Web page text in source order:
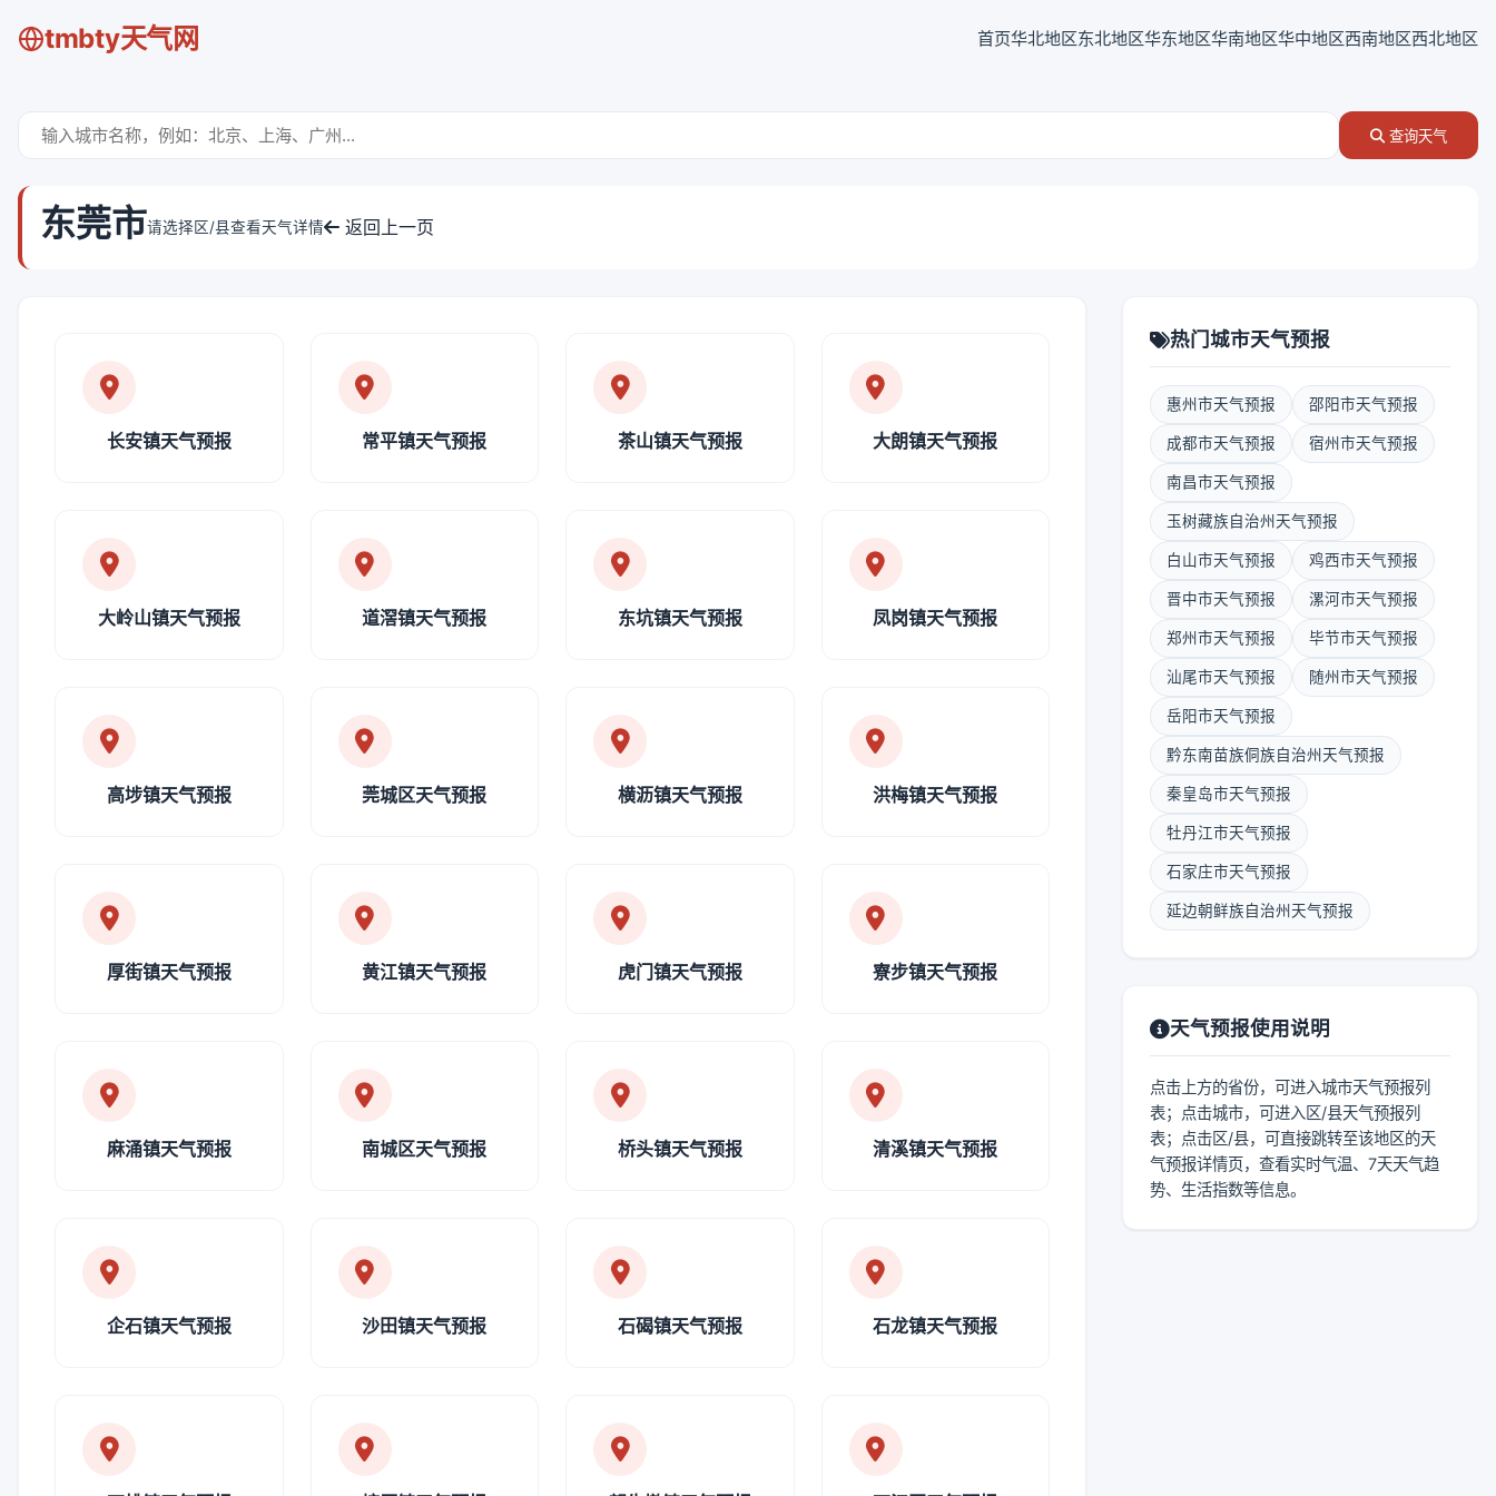
tmbty天气网 首页华北地区东北地区华东地区华南地区华中地区西南地区西北地区
查询天气
东莞市请选择区/县查看天气详情 返回上一页
长安镇天气预报 常平镇天气预报 茶山镇天气预报 大朗镇天气预报
大岭山镇天气预报 道滘镇天气预报 东坑镇天气预报 凤岗镇天气预报
高埗镇天气预报 莞城区天气预报 横沥镇天气预报 洪梅镇天气预报
厚街镇天气预报 黄江镇天气预报 虎门镇天气预报 寮步镇天气预报
麻涌镇天气预报 南城区天气预报 桥头镇天气预报 清溪镇天气预报
企石镇天气预报 沙田镇天气预报 石碣镇天气预报 石龙镇天气预报
热门城市天气预报
惠州市天气预报 邵阳市天气预报
成都市天气预报 宿州市天气预报
南昌市天气预报
玉树藏族自治州天气预报
白山市天气预报 鸡西市天气预报
晋中市天气预报 漯河市天气预报
郑州市天气预报 毕节市天气预报
汕尾市天气预报 随州市天气预报
岳阳市天气预报
黔东南苗族侗族自治州天气预报
秦皇岛市天气预报
牡丹江市天气预报
石家庄市天气预报
延边朝鲜族自治州天气预报
天气预报使用说明
点击上方的省份，可进入城市天气预报列
表；点击城市，可进入区/县天气预报列
表；点击区/县，可直接跳转至该地区的天
气预报详情页，查看实时气温、7天天气趋
势、生活指数等信息。